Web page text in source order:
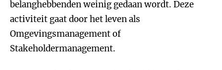
belanghebbenden weinig gedaan wordt. Deze
activiteit gaat door het leven als
Omgevingsmanagement of
Stakeholdermanagement.